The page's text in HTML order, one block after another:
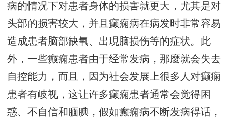
病的情况下对患者身体的损害就更大，尤其是对
头部的损害较大，并且癫痫病在病发时非常容易
造成患者脑部缺氧、出現脑损伤等的症状。此
外，一些癫痫患者由于经常发病，那麼就会失去
自控能力，而且，因为社会发展上很多人对癫痫
患者有岐视，这让许多癫痫患者通常会觉得困
惑、不自信和腼腆，假如癫痫病不断发病得话，